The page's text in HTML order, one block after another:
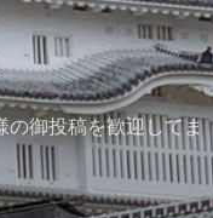
の御投稿を歓迎してま